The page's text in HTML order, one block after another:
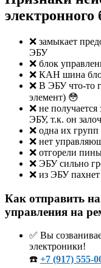
электронного
❌ замыкает
ЭБУ
❌ блок
❌ КАН шина
❌ В ЭБУ что-то
элемент) 😳
❌ не
ЭБУ, т.к. он
❌ одна их
❌ нет
❌ отгорели
❌ ЭБУ сильно
❌ из ЭБУ
Как отправить
управления на
✅ Вы
электроники!
☎️ +7 (917) 555-